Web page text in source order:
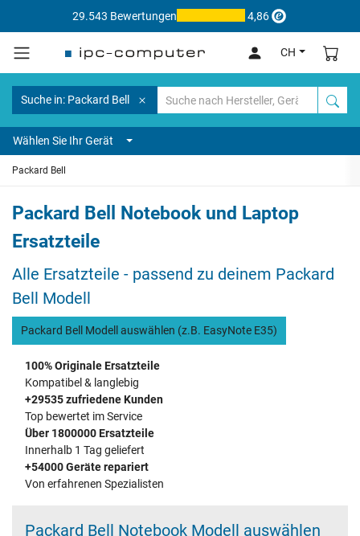
29.543 Bewertungen 4,86
CH
Suche in: Packard Bell
Wählen Sie Ihr Gerät
Packard Bell
Packard Bell Notebook und Laptop
Ersatzteile
Alle Ersatzteile - passend zu deinem Packard
Bell Modell
Packard Bell Modell auswählen (z.B. EasyNote E35)
100% Originale Ersatzteile
Kompatibel & langlebig
+29535 zufriedene Kunden
Top bewertet im Service
Über 1800000 Ersatzteile
Innerhalb 1 Tag geliefert
+54000 Geräte repariert
Von erfahrenen Spezialisten
Packard Bell Notebook Modell auswählen